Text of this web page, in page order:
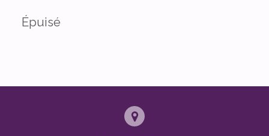
Épuisé